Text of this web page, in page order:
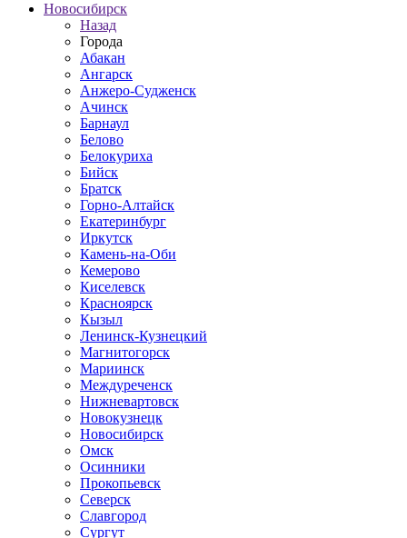
Новосибирск
Назад
Города
Абакан
Ангарск
Анжеро-Судженск
Ачинск
Барнаул
Белово
Белокуриха
Бийск
Братск
Горно-Алтайск
Екатеринбург
Иркутск
Камень-на-Оби
Кемерово
Киселевск
Красноярск
Кызыл
Ленинск-Кузнецкий
Магнитогорск
Мариинск
Междуреченск
Нижневартовск
Новокузнецк
Новосибирск
Омск
Осинники
Прокопьевск
Северск
Славгород
Сургут